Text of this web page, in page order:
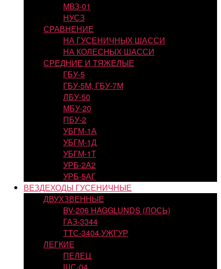
МВЗ-01
НУСЗ
СРАВНЕНИЕ
НА ГУСЕНИЧНЫХ ШАССИ
НА КОЛЕСНЫХ ШАССИ
СРЕДНИЕ И ТЯЖЕЛЫЕ
ГБУ-5
ГБУ-5М, ГБУ-7М
ЛБУ-50
МБУ-20
ПБУ-2
УБГМ-1А
УБГМ-1Д
УБГМ-1Т
УРБ-2А2
УРБ-5АГ
ВЕЗДЕХОДЫ ГУСЕНИЧНЫЕ
ДВУХЗВЕННЫЕ
BV-206 HAGGLUNDS (ЛОСЬ)
ГАЗ-3344
ТТС-3404 УЖГУР
ЛЕГКИЕ
ПЕЛЕЦ